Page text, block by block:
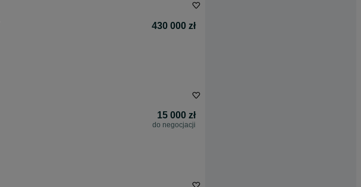
430 000 zł
15 000 zł
do negocjacji